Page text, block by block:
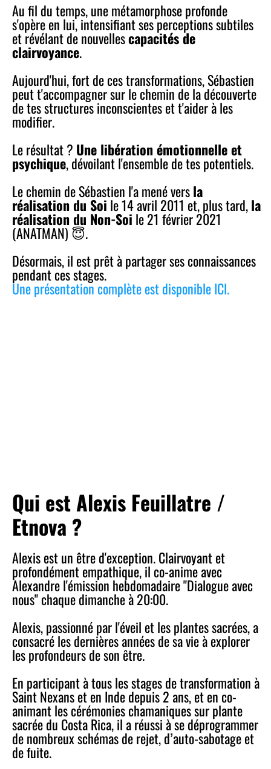
Au fil du temps, une métamorphose profonde
s'opère en lui, intensifiant ses perceptions subtiles
et révélant de nouvellescapacités de
clairvoyance.
Aujourd'hui, fort de ces transformations, Sébastien
peut t'accompagner sur le chemin de la découverte
de tes structures inconscientes et t'aider à les
modifier.
Le résultat ? Une libération émotionnelle et
psychique, dévoilant l'ensemble de tes potentiels.
Le chemin de Sébastien l'a mené versla
réalisation du Soi le 14 avril 2011 et, plus tard,la
réalisation du Non-Soi le 21 février 2021
(ANATMAN) 😇.
Désormais, il est prêt à partager ses connaissances
pendant ces stages.
Une présentation complète est disponible ICI.
Qui est Alexis Feuillatre /
Etnova ?
Alexis est un être d'exception. Clairvoyant et
profondément empathique, il co-anime avec
Alexandre l'émission hebdomadaire "Dialogue avec
nous" chaque dimanche à 20:00.
Alexis, passionné par l'éveil et les plantes sacrées, a
consacré les dernières années de sa vie à explorer
les profondeurs de son être.
En participant à tous les stages de transformation à
Saint Nexans et en Inde depuis 2 ans, et en co-
animant les cérémonies chamaniques sur plante
sacrée du Costa Rica, il a réussi à se déprogrammer
de nombreux schémas de rejet, d’auto-sabotage et
de fuite.